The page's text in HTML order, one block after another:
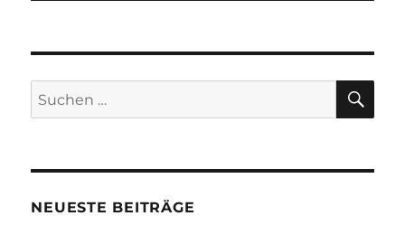
Suchen
nach:
NEUESTE BEITRÄGE